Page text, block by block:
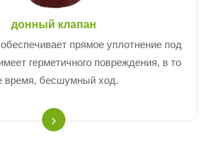
донный клапан
прямое уплотнение под
герметичного повреждения, в то
время, бесшумный ход.